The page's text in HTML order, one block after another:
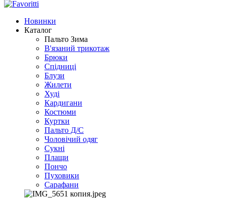
Новинки
Каталог
Пальто Зима
В'язаний трикотаж
Брюки
Спідниці
Блузи
Жилети
Худі
Кардигани
Костюми
Куртки
Пальто Д/С
Чоловічий одяг
Сукні
Плащи
Пончо
Пуховики
Сарафани
XLSX